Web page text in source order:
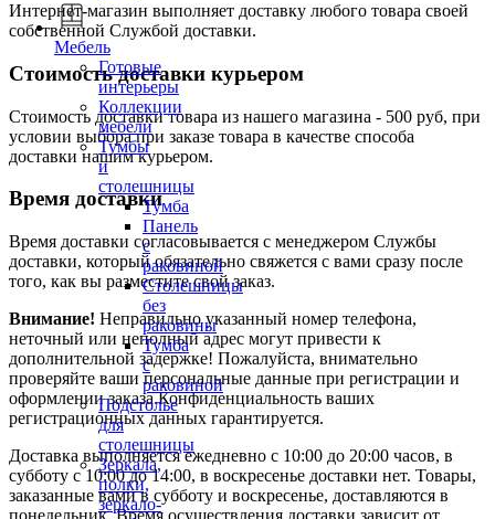
Мебель
Готовые
интерьеры
Коллекции
мебели
Тумбы
и
столешницы
Тумба
Панель
с
раковиной
Столешницы
без
раковины
Тумба
с
раковиной
Подстолье
для
столешницы
Зеркала,
полки,
зеркало-
Интернет-магазин выполняет доставку любого товара своей
собственной Службой доставки.
Стоимость доставки курьером
Стоимость доставки товара из нашего магазина - 500 руб, при
условии выбора при заказе товара в качестве способа
доставки нашим курьером.
Время доставки
Время доставки согласовывается с менеджером Службы
доставки, который обязательно свяжется с вами сразу после
того, как вы разместите свой заказ.
Внимание! Неправильно указанный номер телефона,
неточный или неполный адрес могут привести к
дополнительной задержке! Пожалуйста, внимательно
проверяйте ваши персональные данные при регистрации и
оформлении заказа.Конфиденциальность ваших
регистрационных данных гарантируется.
Доставка выполняется ежедневно с 10:00 до 20:00 часов, в
субботу с 10:00 до 14:00, в воскресенье доставки нет. Товары,
заказанные вами в субботу и воскресенье, доставляются в